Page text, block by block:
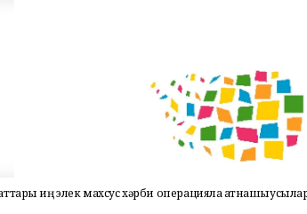
иң элек махсус хәрби операцияла